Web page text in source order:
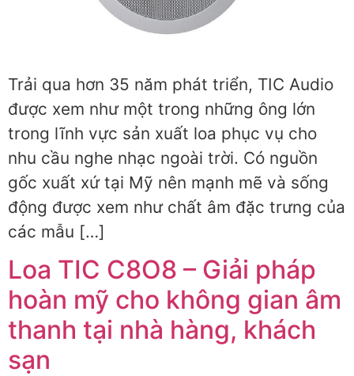
Trải qua hơn 35 năm phát triển, TIC Audio
được xem như một trong những ông lớn
trong lĩnh vực sản xuất loa phục vụ cho
nhu cầu nghe nhạc ngoài trời. Có nguồn
gốc xuất xứ tại Mỹ nên mạnh mẽ và sống
động được xem như chất âm đặc trưng của
các mẫu […]
Loa TIC C8O8 – Giải pháp
hoàn mỹ cho không gian âm
thanh tại nhà hàng, khách
sạn